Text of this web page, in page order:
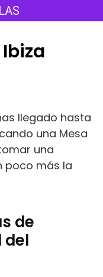
llegado hasta
una Mesa
una
poco más la
de
del